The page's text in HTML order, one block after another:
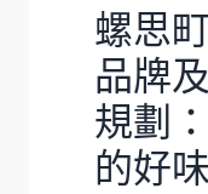
螺思
品牌
規劃
的好